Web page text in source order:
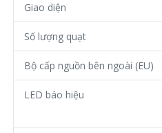
Giao diện
Số lượng quạt
Bộ cấp nguồn bên ngoài (EU)
LED báo hiệu